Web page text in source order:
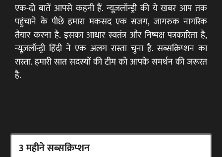
एक-दो बातें आपसे कहनी हैं. न्यूज़लॉन्ड्री की ये खबर आप तक
पहुंचाने के पीछे हमारा मकसद एक सजग, जागरुक नागरिक
तैयार करना है. इसका आधार स्वतंत्र और निष्पक्ष पत्रकारिता है,
न्यूज़लॉन्ड्री हिंदी ने एक अलग रास्ता चुना है. सब्सक्रिप्शन का
रास्ता. हमारी सात सदस्यों की टीम को आपके समर्थन की जरूरत
है.
3 महीने सब्सक्रिप्शन